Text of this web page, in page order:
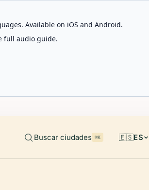
Available on iOS and Android.
full audio guide.
Buscar ciudades ⌘K 🇪🇸ES